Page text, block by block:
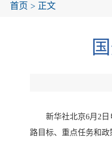
首页 > 正文
新华社北京6月2
路目标、重点任务和